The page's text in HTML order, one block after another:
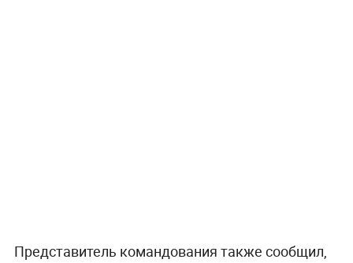
Представитель командования также сообщил,